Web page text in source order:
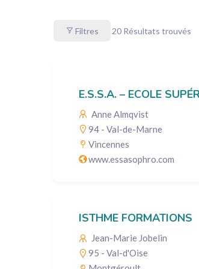
Filtres 20 Résultats trouvés
E.S.S.A. – ECOLE
Anne Almqvist
94 - Val-de-Marne
Vincennes
www.essasophro.com
ISTHME FORMATIONS
Jean-Marie Jobelin
95 - Val-d'Oise